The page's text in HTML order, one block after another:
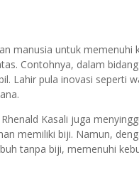
manusia untuk
Contohnya, dalam
Lahir pula inovasi seperti
Kasali juga
memiliki biji. Namun,
tanpa biji, memenuhi